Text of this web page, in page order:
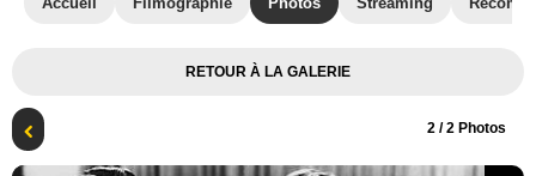
RETOUR À LA GALERIE
2 / 2 Photos